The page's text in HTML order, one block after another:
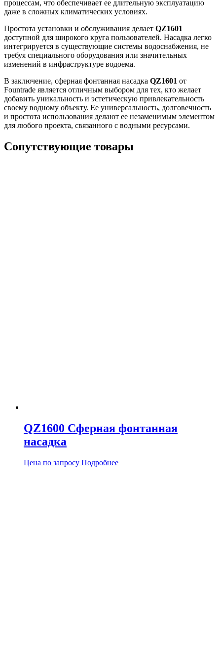
процессам, что обеспечивает ее длительную эксплуатацию
даже в сложных климатических условиях.
Простота установки и обслуживания делает QZ1601
доступной для широкого круга пользователей. Насадка легко
интегрируется в существующие системы водоснабжения, не
требуя специального оборудования или значительных
изменений в инфраструктуре водоема.
В заключение, сферная фонтанная насадка QZ1601 от
Fountrade является отличным выбором для тех, кто желает
добавить уникальность и эстетическую привлекательность
своему водному объекту. Ее универсальность, долговечность
и простота использования делают ее незаменимым элементом
для любого проекта, связанного с водными ресурсами.
Сопутствующие товары
QZ1600 Сферная фонтанная
насадка
Цена по запросу Подробнее